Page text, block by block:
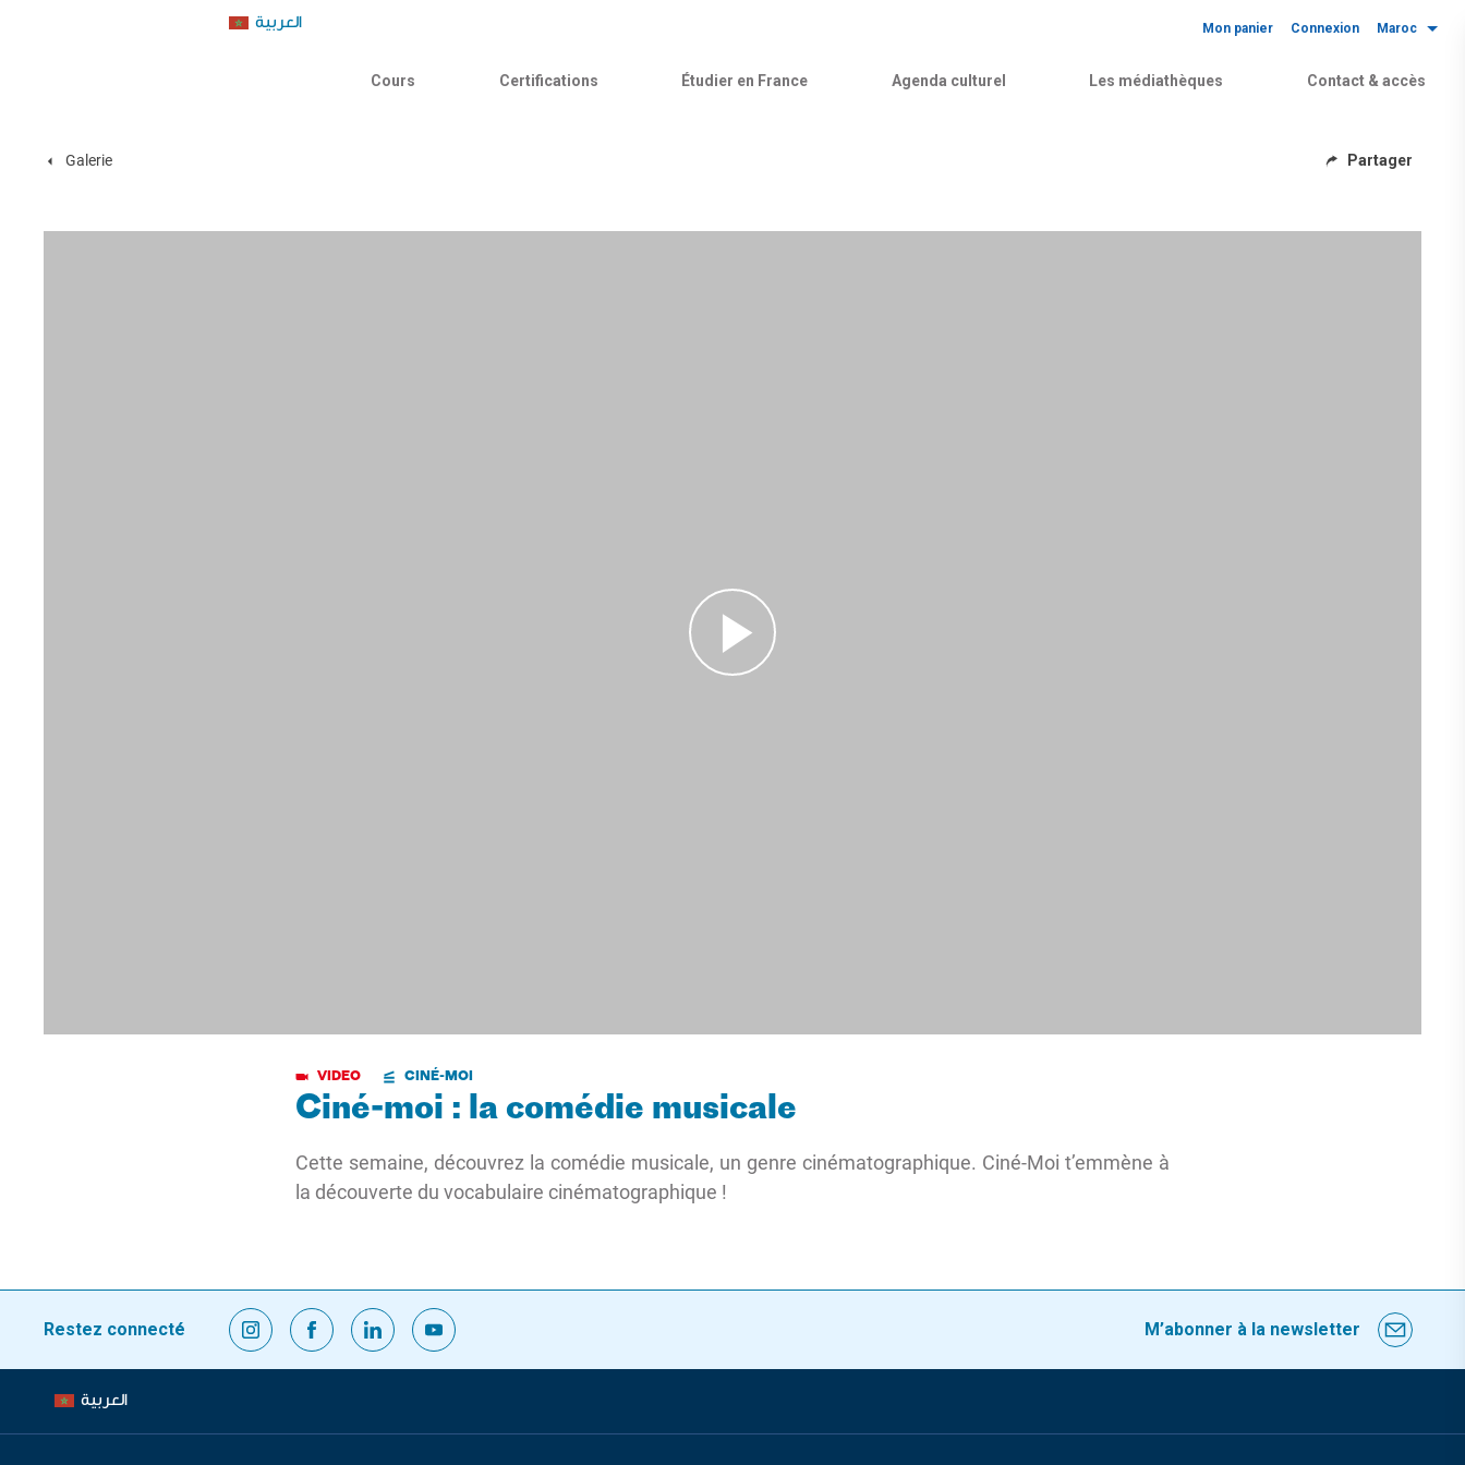
العربية Mon panier Connexion Maroc
Cours Certifications Étudier en France Agenda culturel Les médiathèques Contact & accès
Galerie Partager
VIDEO CINÉ-MOI
Ciné-moi : la comédie musicale
Cette semaine, découvrez la comédie musicale, un genre cinématographique. Ciné-Moi t’emmène à
la découverte du vocabulaire cinématographique !
Restez connecté M’abonner à la newsletter
العربية